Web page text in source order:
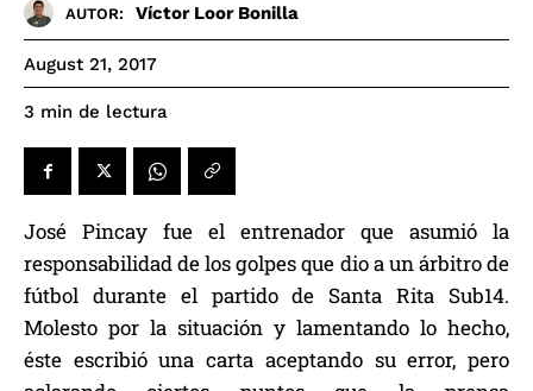
AUTOR: Víctor Loor Bonilla
August 21, 2017
3 min de lectura
José Pincay fue el entrenador que asumió la
responsabilidad de los golpes que dio a un árbitro de
fútbol durante el partido de Santa Rita Sub14.
Molesto por la situación y lamentando lo hecho,
éste escribió una carta aceptando su error, pero